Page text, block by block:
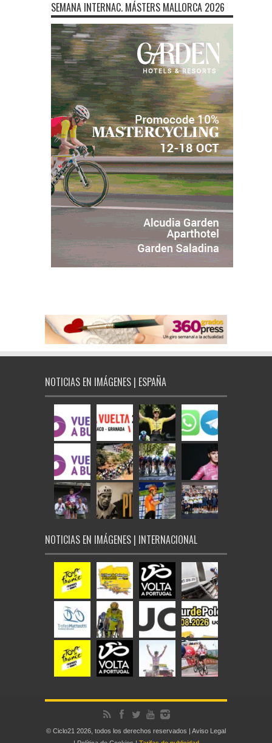
SEMANA INTERNAC. MÁSTERS MALLORCA 2026
NOTICIAS EN IMÁGENES | ESPAÑA
NOTICIAS EN IMÁGENES | INTERNACIONAL
© Ciclo21 2026, todos los derechos reservados | Aviso Legal